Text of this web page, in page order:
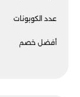
عدد الكوبونات
أفضل خصم